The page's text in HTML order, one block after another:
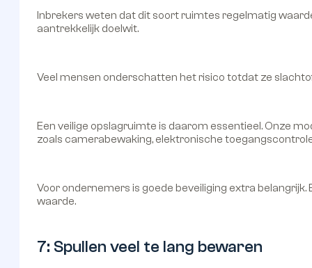
Inbrekers weten dat dit soort ruimtes regelmatig
aantrekkelijk doelwit.
Veel mensen onderschatten het risico totdat ze
Een veilige opslagruimte is daarom essentieel. Onze
zoals camerabewaking, elektronische
Voor ondernemers is goede beveiliging extra
waarde.
7: Spullen veel te lang bewaren